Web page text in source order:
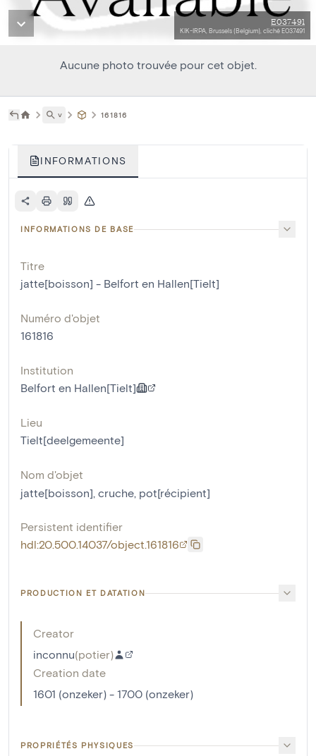
E037491
KIK-IRPA, Brussels (Belgium), cliché E037491
Aucune photo trouvée pour cet objet.
˅ 161816
INFORMATIONS
INFORMATIONS DE BASE
Titre
jatte[boisson] - Belfort en Hallen[Tielt]
Numéro d'objet
161816
Institution
Belfort en Hallen[Tielt]
Lieu
Tielt[deelgemeente]
Nom d'objet
jatte[boisson], cruche, pot[récipient]
Persistent identifier
hdl:20.500.14037/object.161816
PRODUCTION ET DATATION
Creator
inconnu(potier)
Creation date
1601 (onzeker) - 1700 (onzeker)
PROPRIÉTÉS PHYSIQUES